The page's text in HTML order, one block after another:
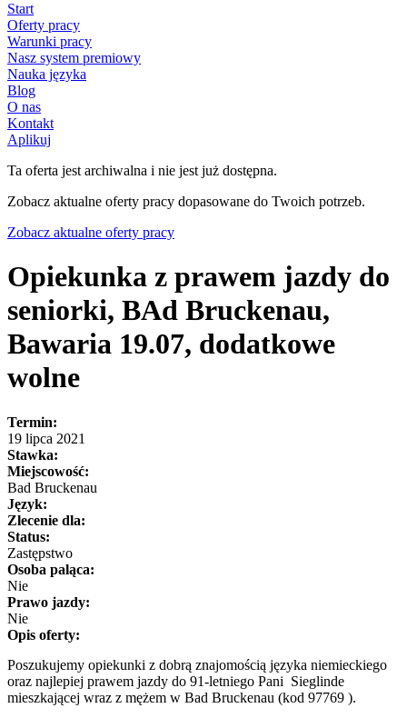
Start
Oferty pracy
Warunki pracy
Nasz system premiowy
Nauka języka
Blog
O nas
Kontakt
Aplikuj
Ta oferta jest archiwalna i nie jest już dostępna.
Zobacz aktualne oferty pracy dopasowane do Twoich potrzeb.
Zobacz aktualne oferty pracy
Opiekunka z prawem jazdy do
seniorki, BAd Bruckenau,
Bawaria 19.07, dodatkowe
wolne
Termin:
19 lipca 2021
Stawka:
Miejscowość:
Bad Bruckenau
Język:
Zlecenie dla:
Status:
Zastępstwo
Osoba paląca:
Nie
Prawo jazdy:
Nie
Opis oferty:
Poszukujemy opiekunki z dobrą znajomością języka niemieckiego
oraz najlepiej prawem jazdy do 91-letniego Pani Sieglinde
mieszkającej wraz z mężem w Bad Bruckenau (kod 97769 ).